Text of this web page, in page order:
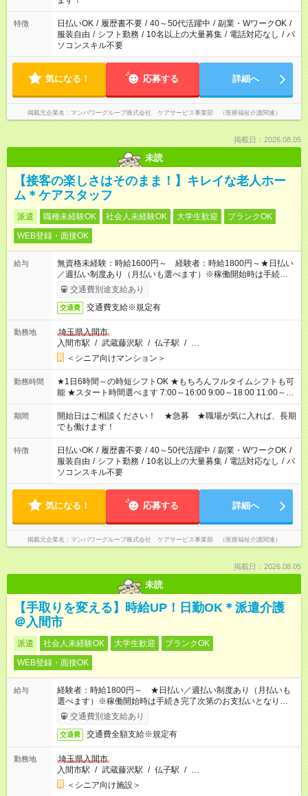
（日雇い派遣の原則禁止）により、短時間・短期間の就業はご
案内が難しい場合があります
特徴 日払いOK / 履歴書不要 / 40～50代活躍中 / 副業・WワークOK /
服装自由 / シフト勤務 / 10名以上の大量募集 / 電話対応なし / パ
ソコンスキル不要
気になる！ 応募する 詳細へ
掲載元企業名 マンパワーグループ株式会社 ケアサービス事業部 （医療福祉介護関連）
掲載日：2026.08.05
未読
【接客の楽しさはそのまま！】キレイな老人ホー
ム＊ケアスタッフ
派遣 職種未経験OK 社会人未経験OK 大学生歓迎
ブランクOK
WEB登録・面接OK
給与
無資格未経験：時給1600円～ 経験者：時給1800円～★日払い
／週払い制度あり（月払いも選べます）※稼働開始時は手続き完
了次第のお支払いとなります。
交通費別途支給あり
交通費 交通費支給※規定有
勤務地
埼玉県入間市
入間市駅 / 武蔵藤沢駅 / 仏子駅 / …
＜シニア向けマンション＞
勤務時間
★1日6時間～の時短シフトOK ★もちろんフルタイムシフトも可
能 ★スタート時間選べます 7:00～16:00 9:00～18:00 11:00～
20:00 など残業なし！ ※Wワークの場合、他のお仕事と合わせ
週40時間超の就業はご案内できません ※法令に基づき、週20時
間以上勤務は社会保険への加入対象となります ※労働者派遣法
（日雇い派遣の原則禁止）により、短時間・短期間の就業はご
案内が難しい場合があります
期間
開始日はご相談ください！ ★急募 ★職場が気に入れば、長期
でも働けます！
特徴 日払いOK / 履歴書不要 / 40～50代活躍中 / 副業・WワークOK /
服装自由 / シフト勤務 / 10名以上の大量募集 / 電話対応なし / パ
ソコンスキル不要
気になる！ 応募する 詳細へ
掲載元企業名 マンパワーグループ株式会社 ケアサービス事業部 （医療福祉介護関連）
掲載日：2026.08.05
未読
【手取りを変える】時給UP！日勤OK＊派遣介護
＠入間市
派遣 社会人未経験OK 大学生歓迎
ブランクOK
WEB登録・面接OK
給与
経験者：時給1800円～ ★日払い／週払い制度あり（月払いも
選べます）※稼働開始時は手続き完了次第のお支払いとなりま
す。交通費別途支給あり
交通費 交通費全額支給※規定有
勤務地
埼玉県入間市
入間市駅 / 武蔵藤沢駅 / 仏子駅 / …
＜シニア向け施設＞